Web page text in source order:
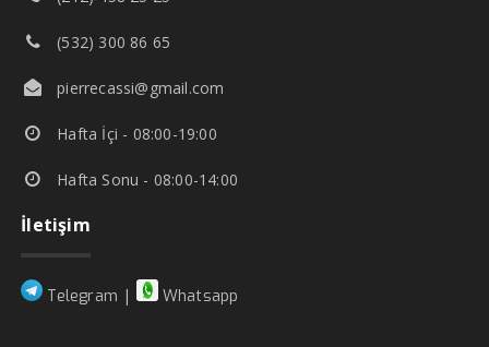
(532) 300 86 65
pierrecassi@gmail.com
Hafta İçi - 08:00-19:00
Hafta Sonu - 08:00-14:00
İletişim
Telegram | Whatsapp